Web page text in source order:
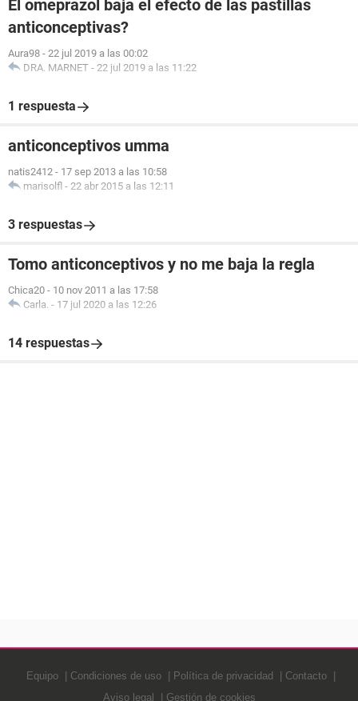
El omeprazol baja el efecto de las pastillas
anticonceptivas?
Aura98 - 22 jul 2019 a las 00:02
DRA. MARNET - 22 jul 2019 a las 11:22
1 respuesta
anticonceptivos umma
natis2412 - 17 sep 2013 a las 10:58
marisolfl - 22 abr 2015 a las 12:11
3 respuestas
Tomo anticonceptivos y no me baja la regla
Chica20 - 10 nov 2011 a las 17:58
Carla. - 17 jul 2020 a las 12:26
14 respuestas
Equipo Condiciones de uso Política de privacidad
Contacto
Aviso legal
Gestión de cookies